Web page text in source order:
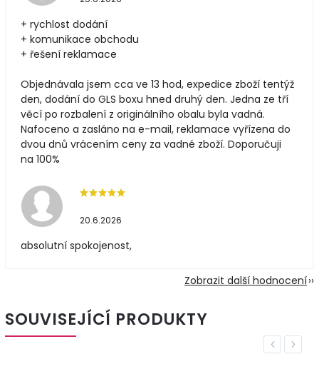
+ rychlost dodání
+ komunikace obchodu
+ řešení reklamace
Objednávala jsem cca ve 13 hod, expedice zboží tentýž
den, dodání do GLS boxu hned druhý den. Jedna ze tří
věcí po rozbalení z originálního obalu byla vadná.
Nafoceno a zasláno na e-mail, reklamace vyřízena do
dvou dnů vrácením ceny za vadné zboží. Doporučuji
na 100%
20.6.2026
absolutní spokojenost,
Zobrazit další hodnocení
SOUVISEJÍCÍ PRODUKTY
Previous
Next